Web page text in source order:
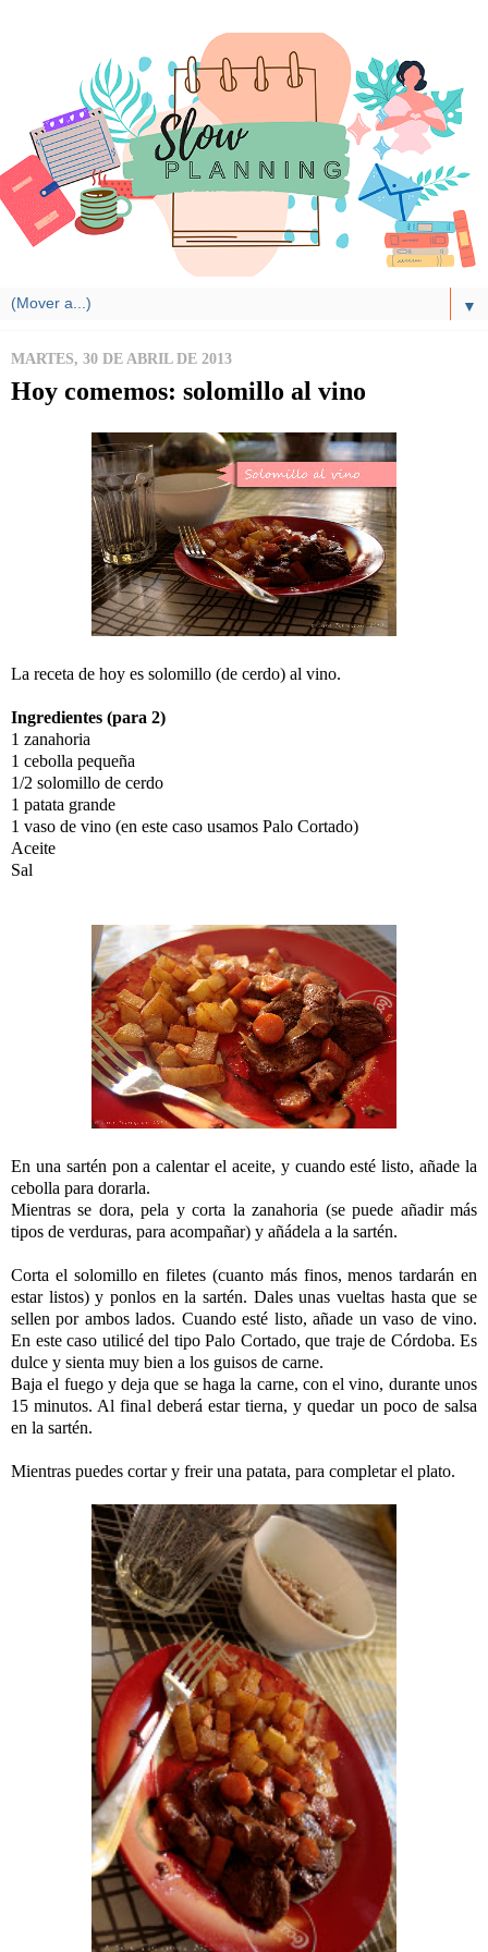
▼
MARTES, 30 DE ABRIL DE 2013
Hoy comemos: solomillo al vino
La receta de hoy es solomillo (de cerdo) al vino.
Ingredientes (para 2)
1 zanahoria
1 cebolla pequeña
1/2 solomillo de cerdo
1 patata grande
1 vaso de vino (en este caso usamos Palo Cortado)
Aceite
Sal
En una sartén pon a calentar el aceite, y cuando esté listo, añade la
cebolla para dorarla.
Mientras se dora, pela y corta la zanahoria (se puede añadir más
tipos de verduras, para acompañar) y añádela a la sartén.
Corta el solomillo en filetes (cuanto más finos, menos tardarán en
estar listos) y ponlos en la sartén. Dales unas vueltas hasta que se
sellen por ambos lados. Cuando esté listo, añade un vaso de vino.
En este caso utilicé del tipo Palo Cortado, que traje de Córdoba. Es
dulce y sienta muy bien a los guisos de carne.
Baja el fuego y deja que se haga la carne, con el vino, durante unos
15 minutos. Al final deberá estar tierna, y quedar un poco de salsa
en la sartén.
Mientras puedes cortar y freir una patata, para completar el plato.